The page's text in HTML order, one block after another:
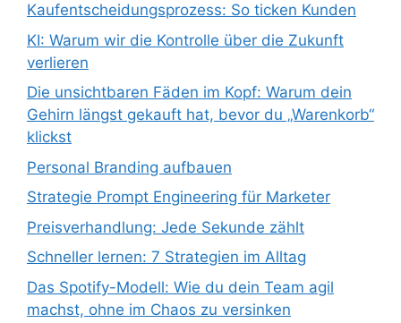
Kaufentscheidungsprozess: So ticken Kunden
KI: Warum wir die Kontrolle über die Zukunft
verlieren
Die unsichtbaren Fäden im Kopf: Warum dein
Gehirn längst gekauft hat, bevor du „Warenkorb“
klickst
Personal Branding aufbauen
Strategie Prompt Engineering für Marketer
Preisverhandlung: Jede Sekunde zählt
Schneller lernen: 7 Strategien im Alltag
Das Spotify-Modell: Wie du dein Team agil
machst, ohne im Chaos zu versinken